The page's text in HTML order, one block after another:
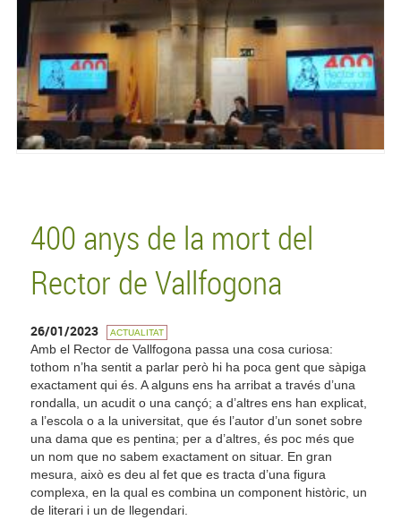
400 anys de la mort del
Rector de Vallfogona
26/01/2023 ACTUALITAT
Amb el Rector de Vallfogona passa una cosa curiosa:
tothom n’ha sentit a parlar però hi ha poca gent que sàpiga
exactament qui és. A alguns ens ha arribat a través d’una
rondalla, un acudit o una cançó; a d’altres ens han explicat,
a l’escola o a la universitat, que és l’autor d’un sonet sobre
una dama que es pentina; per a d’altres, és poc més que
un nom que no sabem exactament on situar. En gran
mesura, això es deu al fet que es tracta d’una figura
complexa, en la qual es combina un component històric, un
de literari i un de llegendari.